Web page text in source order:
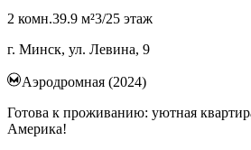
2 комн.39.9 м²3/25 этаж
г. Минск, ул. Левина, 9
Аэродромная (2024)
Готова к проживанию: уютная
Америка!